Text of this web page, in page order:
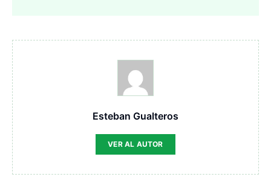
Esteban Gualteros
VER AL AUTOR